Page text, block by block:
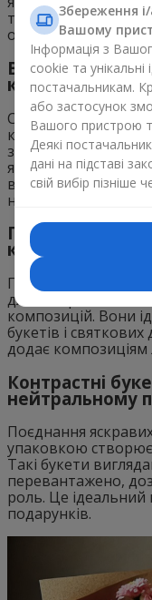
та як їх можна
особливих
Відтінки
кольори року
Сині та фіолетові
кольорами року.
загадковості,
яскравими
виглядають у
надаючи їм розкоші
Пастельні
композицій
Пастельні відтінки
для створення
композицій. Вони
букетів і
додає композиціям
Контрастні
нейтральному
Поєднання
упаковкою
Такі букети
перевантажено,
роль. Це ідеальний
подарунків.
Збереження
Вашому
Інформація з
cookie та
постачальникам.
або застосунок
Вашого пристрою
Деякі
дані на підставі
свій вибір пізніше